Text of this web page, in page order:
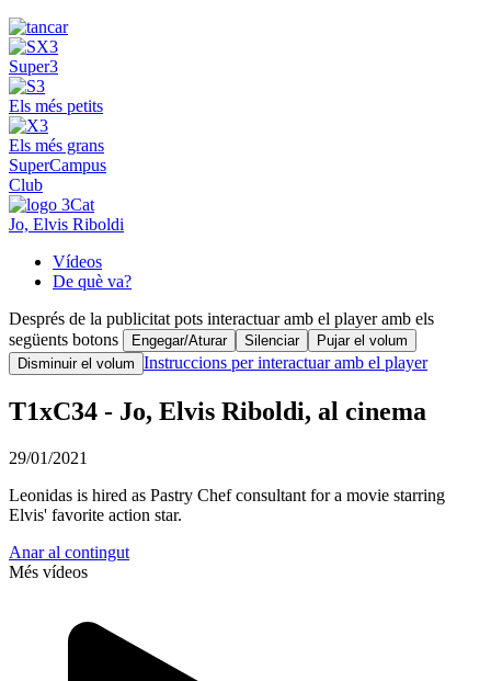
Super3
Els més petits
Els més grans
SuperCampus
Club
Jo, Elvis Riboldi
Vídeos
De què va?
Després de la publicitat pots interactuar amb el player amb els
següents botons
Engegar/Aturar Silenciar
Pujar el volum
Disminuir el volum Instruccions per interactuar amb el player
T1xC34 - Jo, Elvis Riboldi, al cinema
29/01/2021
Leonidas is hired as Pastry Chef consultant for a movie starring
Elvis' favorite action star.
Anar al contingut
Més vídeos